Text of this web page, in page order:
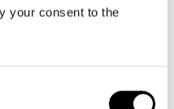
your consent to the